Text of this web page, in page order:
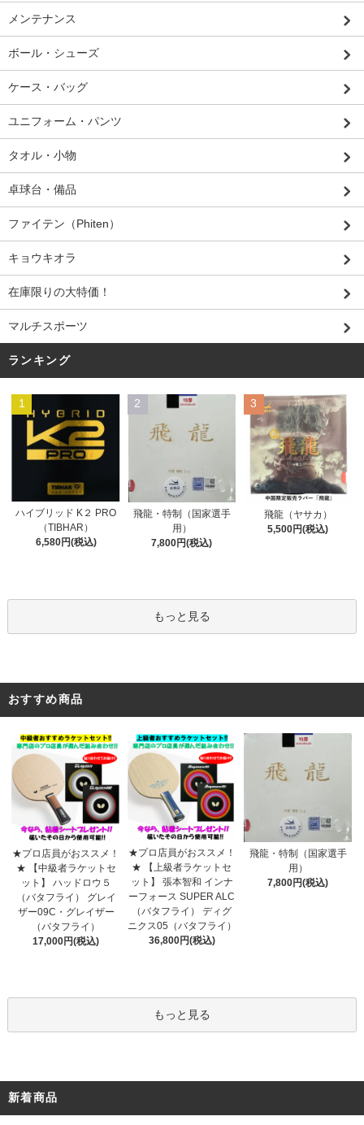
メンテナンス
ボール・シューズ
ケース・バッグ
ユニフォーム・パンツ
タオル・小物
卓球台・備品
ファイテン（Phiten）
キョウキオラ
在庫限りの大特価！
マルチスポーツ
ランキング
1
ハイブリッド K２ PRO
（TIBHAR）
6,580円(税込)
2
飛龍・特制（国家選手
用）
7,800円(税込)
3
飛龍（ヤサカ）
5,500円(税込)
もっと見る
おすすめ商品
★プロ店員がおススメ！
★ 【中級者ラケットセ
ット】 ハッドロウ５
（バタフライ） グレイ
ザー09C・グレイザー
（バタフライ）
17,000円(税込)
★プロ店員がおススメ！
★ 【上級者ラケットセ
ット】 張本智和 インナ
ーフォース SUPER ALC
（バタフライ） ディグ
ニクス05（バタフライ）
36,800円(税込)
飛龍・特制（国家選手
用）
7,800円(税込)
もっと見る
新着商品